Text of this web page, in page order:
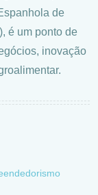
de
é um ponto de
inovação